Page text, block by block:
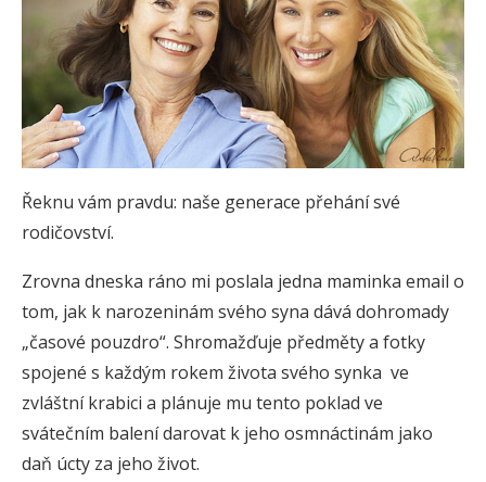
Řeknu vám pravdu: naše generace přehání své
rodičovství.
Zrovna dneska ráno mi poslala jedna maminka email o
tom, jak k narozeninám svého syna dává dohromady
„časové pouzdro“. Shromažďuje předměty a fotky
spojené s každým rokem života svého synka ve
zvláštní krabici a plánuje mu tento poklad ve
svátečním balení darovat k jeho osmnáctinám jako
daň úcty za jeho život.